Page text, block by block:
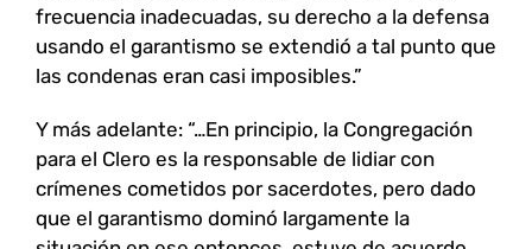
frecuencia inadecuadas, su derecho a la defensa
usando el garantismo se extendió a tal punto que
las condenas eran casi imposibles.”
Y más adelante: “…En principio, la Congregación
para el Clero es la responsable de lidiar con
crímenes cometidos por sacerdotes, pero dado
que el garantismo dominó largamente la